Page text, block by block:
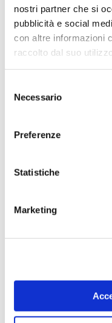
nostri partner che si
pubblicità e social
con altre informazioni
raccolto dal suo
delNecessario
Preferenze
Statistiche
Marketing
Dalleforniture
l’uso
lo stesso: rendere
benessere, anche
futuro è imparare a
TUOI
GRATUITA